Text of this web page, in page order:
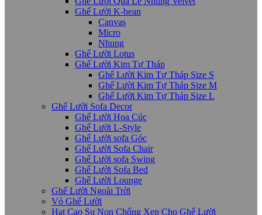
Ghế Lười K-bean
Canvas
Micro
Nhung
Ghế Lười Lotus
Ghế Lười Kim Tự Tháp
Ghế Lười Kim Tự Tháp Size S
Ghế Lười Kim Tự Tháp Size M
Ghế Lười Kim Tự Tháp Size L
Ghế Lười Sofa Decor
Ghế Lười Hoa Cúc
Ghế Lười L-Style
Ghế Lười sofa Góc
Ghế Lười Sofa Chair
Ghế Lười sofa Swing
Ghế Lười Sofa Bed
Ghế Lười Lounge
Ghế Lười Ngoài Trời
Vỏ Ghế Lười
Hạt Cao Su Non Chống Xẹp Cho Ghế Lười